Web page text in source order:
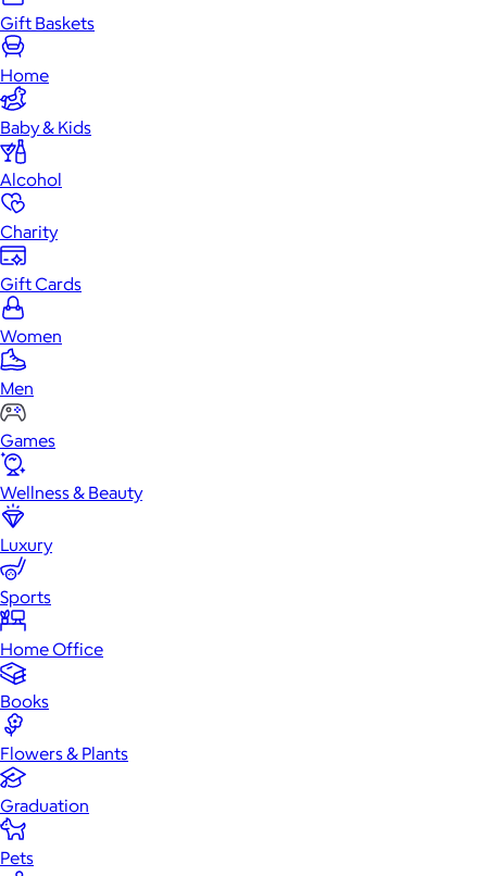
Gift Baskets
Home
Baby & Kids
Alcohol
Charity
Gift Cards
Women
Men
Games
Wellness & Beauty
Luxury
Sports
Home Office
Books
Flowers & Plants
Graduation
Pets